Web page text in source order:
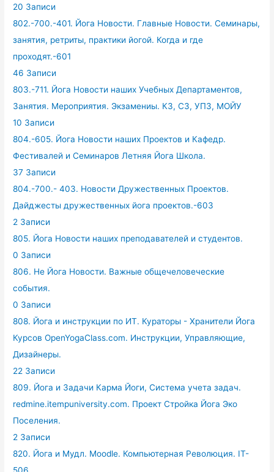
20 Записи
802.-700.-401. Йога Новости. Главные Новости. Семинары,
занятия, ретриты, практики йогой. Когда и где
проходят.-601
46 Записи
803.-711. Йога Новости наших Учебных Департаментов,
Занятия. Мероприятия. Экзамениы. КЗ, СЗ, УПЗ, МОЙУ
10 Записи
804.-605. Йога Новости наших Проектов и Кафедр.
Фестивалей и Семинаров Летняя Йога Школа.
37 Записи
804.-700.- 403. Новости Дружественных Проектов.
Дайджесты дружественных йога проектов.-603
2 Записи
805. Йога Новости наших преподавателей и студентов.
0 Записи
806. Не Йога Новости. Важные общечеловеческие
события.
0 Записи
808. Йога и инструкции по ИТ. Кураторы - Хранители Йога
Курсов OpenYogaClass.com. Инструкции, Управляющие,
Дизайнеры.
22 Записи
809. Йога и Задачи Карма Йоги, Система учета задач.
redmine.itempuniversity.com. Проект Стройка Йога Эко
Поселения.
2 Записи
820. Йога и Мудл. Moodle. Компьютерная Революция. IT-